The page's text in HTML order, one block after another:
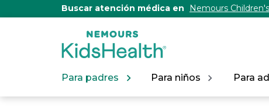
Buscar atención médica en Nemours
Para padres Para niños Para